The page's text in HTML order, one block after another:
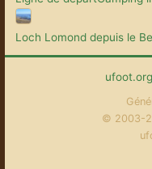
Loch Lomond depuis le
ufoot.org
© 2003-